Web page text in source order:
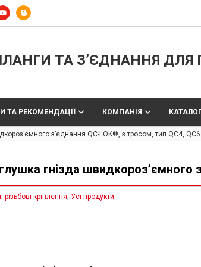
ТА З’ЄДНАННЯ ДЛЯ
ТА РЕКОМЕНДАЦІЇ КОМПАНІЯ
з’єднання QC-LOK®, з тросом, тип QC4, QC6
гнізда швидкороз’ємного
різьбові кріплення, Усі продукти